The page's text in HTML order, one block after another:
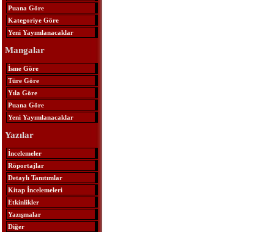
Puana Göre
Kategoriye Göre
Yeni Yayımlanacaklar
Mangalar
İsme Göre
Türe Göre
Yıla Göre
Puana Göre
Yeni Yayımlanacaklar
Yazılar
İncelemeler
Röportajlar
Detaylı Tanıtımlar
Kitap İncelemeleri
Etkinlikler
Yazışmalar
Diğer